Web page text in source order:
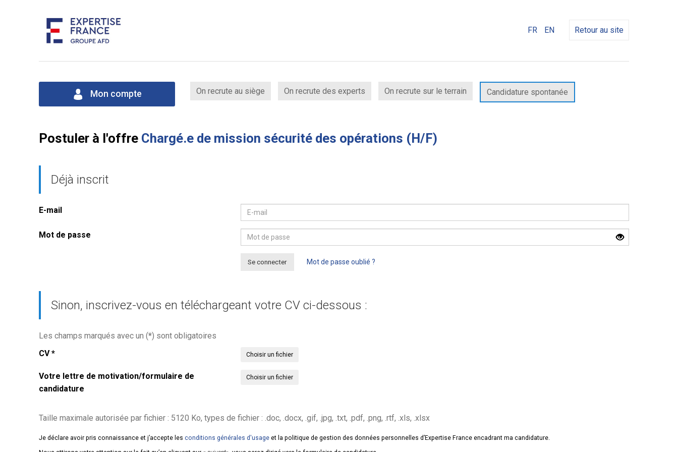
FR EN Retour au site
Mon compte On recrute au siège On recrute des experts On recrute sur le terrain Candidature spontanée
Postuler à l'offre Chargé.e de mission sécurité des opérations (H/F)
Déjà inscrit
E-mail
Mot de passe
Se connecter Mot de passe oublié ?
Sinon, inscrivez-vous en téléchargeant votre CV ci-dessous :
Les champs marqués avec un (*) sont obligatoires
CV * Choisir un fichier
Votre lettre de motivation/formulaire de
candidature
Choisir un fichier
Taille maximale autorisée par fichier : 5120 Ko, types de fichier : .doc, .docx, .gif, .jpg, .txt, .pdf, .png, .rtf, .xls, .xlsx
Je déclare avoir pris connaissance et j’accepte les conditions générales d'usage et la politique de gestion des données personnelles d’Expertise France encadrant ma candidature.